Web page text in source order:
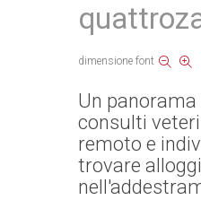
dimensione font
Un
consulti
remoto e
trovare